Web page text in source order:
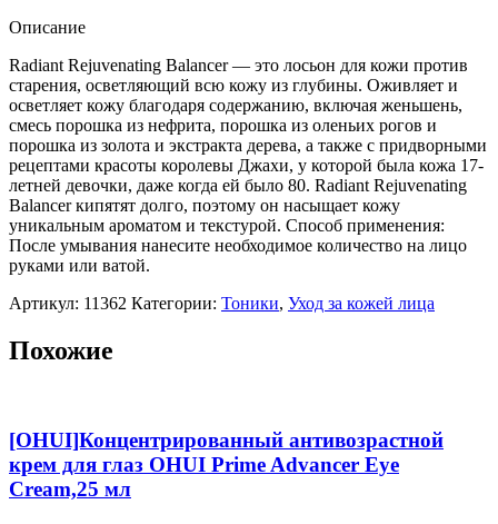
whoo]Тоник
The
History
of
Whoo
Cheongidan
Radiant
Rejuvenating
Balancer,150мл
Описание
Radiant Rejuvenating Balancer — это лосьон для кожи против
старения, осветляющий всю кожу из глубины. Оживляет и
осветляет кожу благодаря содержанию, включая женьшень,
смесь порошка из нефрита, порошка из оленьих рогов и
порошка из золота и экстракта дерева, а также с придворными
рецептами красоты королевы Джахи, у которой была кожа 17-
летней девочки, даже когда ей было 80. Radiant Rejuvenating
Balancer кипятят долго, поэтому он насыщает кожу
уникальным ароматом и текстурой. Способ применения:
После умывания нанесите необходимое количество на лицо
руками или ватой.
Артикул: 11362 Категории: Тоники, Уход за кожей лица
Похожие
[OHUI]Концентрированный антивозрастной
крем для глаз OHUI Prime Advancer Eye
Cream,25 мл